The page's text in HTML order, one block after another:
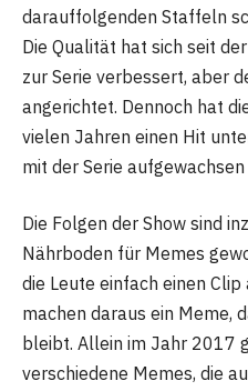
darauffolgenden Staffeln
Die Qualität hat sich seit
zur Serie verbessert, aber
angerichtet. Dennoch hat
vielen Jahren einen Hit
mit der Serie aufgewachsen
Die Folgen der Show sind
Nährboden für Memes
die Leute einfach einen
machen daraus ein Meme,
bleibt. Allein im Jahr 2017
verschiedene Memes, die